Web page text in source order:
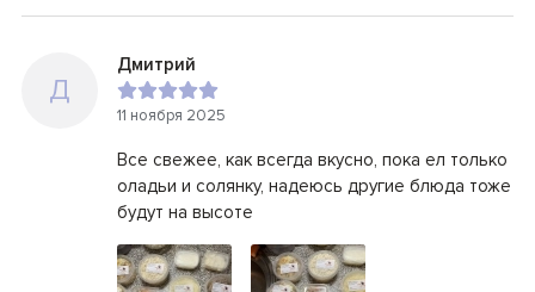
Д
Дмитрий
11 ноября 2025
Все свежее, как всегда вкусно, пока ел только
оладьи и солянку, надеюсь другие блюда тоже
будут на высоте